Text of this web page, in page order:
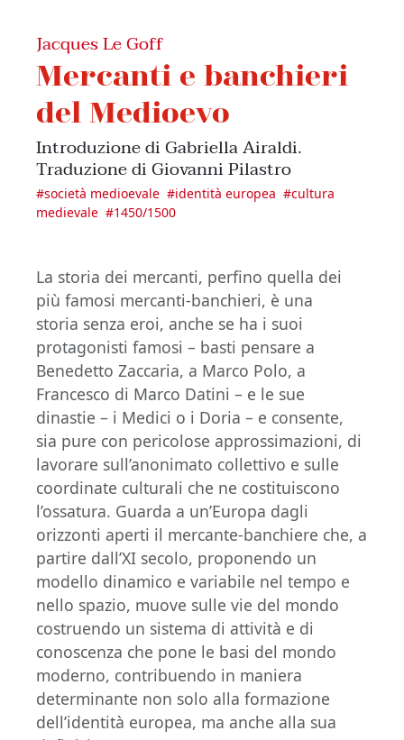
Jacques Le Goff
Mercanti e banchieri
del Medioevo
Introduzione di Gabriella Airaldi.
Traduzione di Giovanni Pilastro
#società medioevale #identità europea #cultura
medievale #1450/1500
La storia dei mercanti, perfino quella dei
più famosi mercanti-banchieri, è una
storia senza eroi, anche se ha i suoi
protagonisti famosi – basti pensare a
Benedetto Zaccaria, a Marco Polo, a
Francesco di Marco Datini – e le sue
dinastie – i Medici o i Doria – e consente,
sia pure con pericolose approssimazioni, di
lavorare sull’anonimato collettivo e sulle
coordinate culturali che ne costituiscono
l’ossatura. Guarda a un’Europa dagli
orizzonti aperti il mercante-banchiere che, a
partire dall’XI secolo, proponendo un
modello dinamico e variabile nel tempo e
nello spazio, muove sulle vie del mondo
costruendo un sistema di attività e di
conoscenza che pone le basi del mondo
moderno, contribuendo in maniera
determinante non solo alla formazione
dell’identità europea, ma anche alla sua